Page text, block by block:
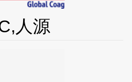
人源